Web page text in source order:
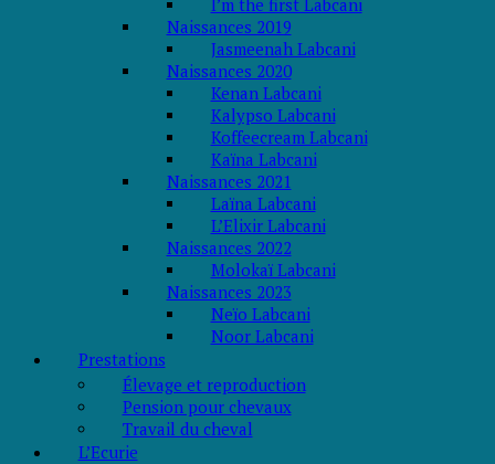
Naissances 2019
Jasmeenah Labcani
Naissances 2020
Kenan Labcani
Kalypso Labcani
Koffeecream Labcani
Kaïna Labcani
Naissances 2021
Laïna Labcani
L’Elixir Labcani
Naissances 2022
Molokaï Labcani
Naissances 2023
Neïo Labcani
Noor Labcani
Prestations
Élevage et reproduction
Pension pour chevaux
Travail du cheval
L’Ecurie